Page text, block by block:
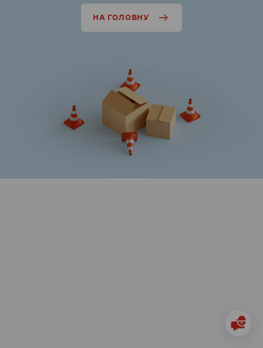
НА ГОЛОВНУ